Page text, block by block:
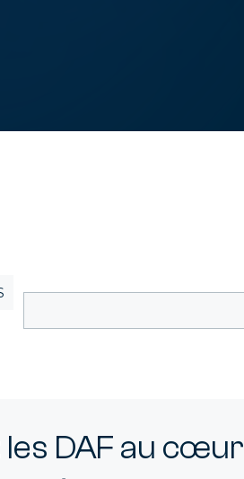
DAF au cœur